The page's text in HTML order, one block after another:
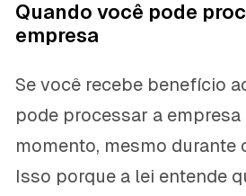
Quando você pode
empresa
Se você recebe benefício
pode processar a empresa
momento, mesmo durante
Isso porque a lei entende